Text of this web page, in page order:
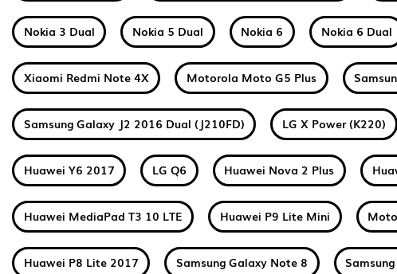
Nokia 3 Dual Nokia 5 Dual Nokia 6 Nokia 6 Dual
Xiaomi Redmi Note 4X Motorola Moto G5 Plus
Samsung Galaxy J2 2016 Dual (J210FD) LG X Power (K220)
Huawei Y6 2017 LG Q6 Huawei Nova 2 Plus
Huawei MediaPad T3 10 LTE Huawei P9 Lite Mini
Huawei P8 Lite 2017 Samsung Galaxy Note 8